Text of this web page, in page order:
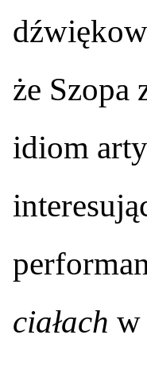
że Szopa
idiom
ciałach w